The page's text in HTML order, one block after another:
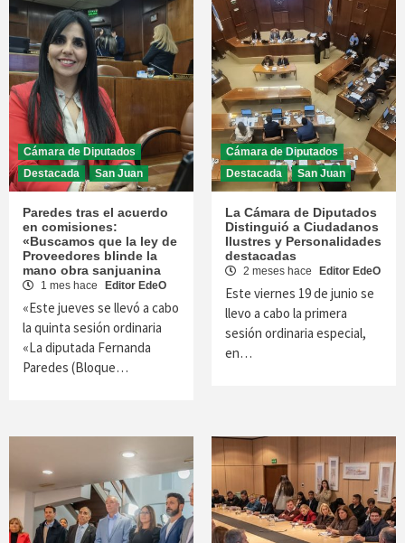
Cámara de Diputados
Destacada
San Juan
Paredes tras el acuerdo
en comisiones:
«Buscamos que la ley de
Proveedores blinde la
mano obra sanjuanina
1 mes hace Editor EdeO
«Este jueves se llevó a cabo
la quinta sesión ordinaria
«La diputada Fernanda
Paredes (Bloque…
Cámara de Diputados
Destacada
San Juan
La Cámara de Diputados
Distinguió a Ciudadanos
Ilustres y Personalidades
destacadas
2 meses hace Editor EdeO
Este viernes 19 de junio se
llevo a cabo la primera
sesión ordinaria especial,
en…